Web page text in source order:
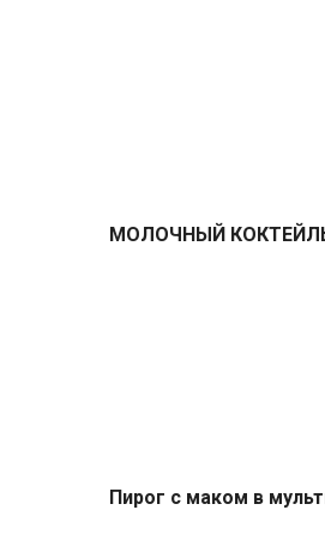
МОЛОЧНЫЙ
Пирог с маком в